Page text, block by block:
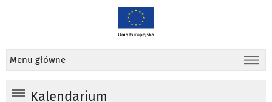
Menu główne
Kalendarium